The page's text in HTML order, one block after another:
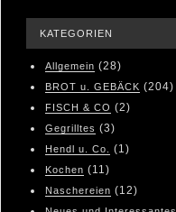
KATEGORIEN
Allgemein (28)
BROT u. GEBÄCK (204)
FISCH & CO (2)
Gegrilltes (3)
Hendl u. Co. (1)
Kochen (11)
Naschereien (12)